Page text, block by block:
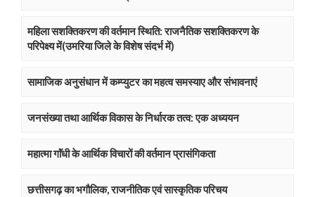
महिला सशक्तिकरण की वर्तमान स्थिति: राजनैतिक सशक्तिकरण के
परिपेक्ष्य में(उमरिया जिले के विशेष संदर्भ में)
सामाजिक अनुसंधान में कम्प्युटर का महत्व समस्याए और संभावनाएं
जनसंख्या तथा आर्थिक विकास के निर्धारक तत्व: एक अध्ययन
महात्मा गाॅंधी के आर्थिक विचारों की वर्तमान प्रासंगिकता
छत्तीसगढ़ का भगौलिक, राजनीतिक एवं सास्कृतिक परिचय